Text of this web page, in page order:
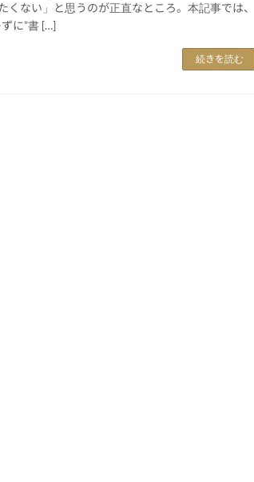
くない」と思うのが正直なところ。本記事では、
に”書 […]
続きを読む